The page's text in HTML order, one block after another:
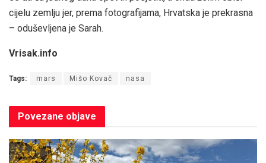
cijelu zemlju jer, prema fotografijama, Hrvatska je prekrasna
– oduševljena je Sarah.
Vrisak.info
Tags: mars Mišo Kovač nasa
Povezane objave